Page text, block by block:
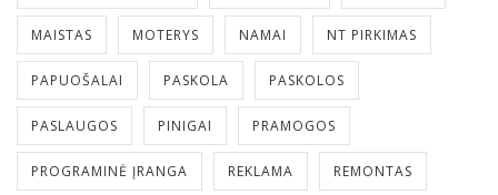
MAISTAS MOTERYS NAMAI NT PIRKIMAS
PAPUOŠALAI PASKOLA PASKOLOS
PASLAUGOS PINIGAI PRAMOGOS
PROGRAMINĖ ĮRANGA REKLAMA REMONTAS